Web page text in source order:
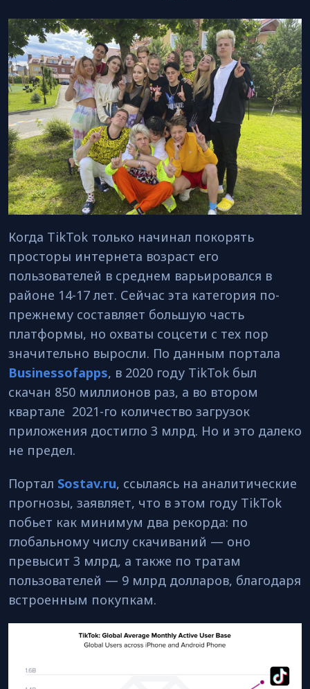
Когда TikTok только начинал покорять
просторы интернета возраст его
пользователей в среднем варьировался в
районе 14-17 лет. Сейчас эта категория по-
прежнему составляет большую часть
платформы, но охваты соцсети с тех пор
значительно выросли. По данным портала
Businessofapps, в 2020 году TikTok был
скачан 850 миллионов раз, а во втором
квартале 2021-го количество загрузок
приложения достигло 3 млрд. Но и это далеко
не предел.
Портал Sostav.ru, ссылаясь на аналитические
прогнозы, заявляет, что в этом году TikTok
побьет как минимум два рекорда: по
глобальному числу скачиваний — оно
превысит 3 млрд, а также по тратам
пользователей — 9 млрд долларов, благодаря
встроенным покупкам.